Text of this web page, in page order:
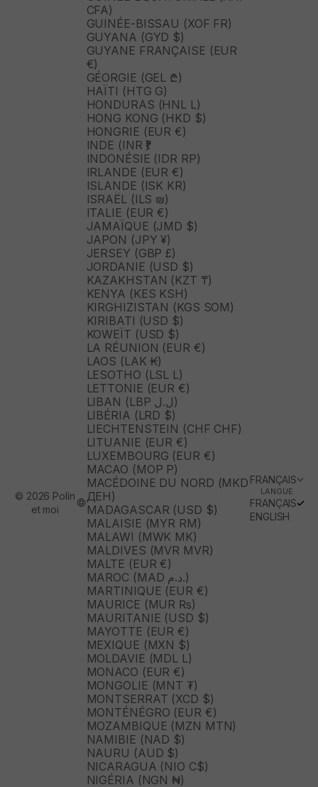
CFA)
GUINÉE-BISSAU (XOF FR)
GUYANA (GYD $)
GUYANE FRANÇAISE (EUR
€)
GÉORGIE (GEL ₾)
HAÏTI (HTG G)
HONDURAS (HNL L)
HONG KONG (HKD $)
HONGRIE (EUR €)
INDE (INR ₹)
INDONÉSIE (IDR RP)
IRLANDE (EUR €)
ISLANDE (ISK KR)
ISRAËL (ILS ₪)
ITALIE (EUR €)
JAMAÏQUE (JMD $)
JAPON (JPY ¥)
JERSEY (GBP £)
JORDANIE (USD $)
KAZAKHSTAN (KZT ₸)
KENYA (KES KSH)
KIRGHIZISTAN (KGS SOM)
KIRIBATI (USD $)
KOWEÏT (USD $)
LA RÉUNION (EUR €)
LAOS (LAK ₭)
LESOTHO (LSL L)
LETTONIE (EUR €)
LIBAN (LBP ل.ل)
LIBÉRIA (LRD $)
LIECHTENSTEIN (CHF CHF)
LITUANIE (EUR €)
LUXEMBOURG (EUR €)
MACAO (MOP P)
MACÉDOINE DU NORD (MKD
ДЕН)
MADAGASCAR (USD $)
MALAISIE (MYR RM)
MALAWI (MWK MK)
MALDIVES (MVR MVR)
MALTE (EUR €)
MAROC (MAD د.م.)
MARTINIQUE (EUR €)
MAURICE (MUR ₨)
MAURITANIE (USD $)
MAYOTTE (EUR €)
MEXIQUE (MXN $)
MOLDAVIE (MDL L)
MONACO (EUR €)
MONGOLIE (MNT ₮)
MONTSERRAT (XCD $)
MONTÉNÉGRO (EUR €)
MOZAMBIQUE (MZN MTN)
NAMIBIE (NAD $)
NAURU (AUD $)
NICARAGUA (NIO C$)
NIGÉRIA (NGN ₦)
FRANÇAIS
LANGUE
FRANÇAIS
ENGLISH
© 2026 Polín
et moi